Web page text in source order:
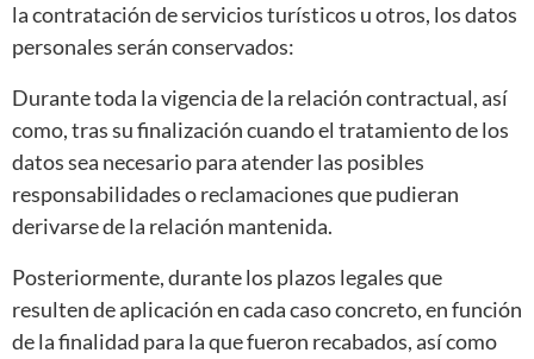
la contratación de servicios turísticos u otros, los datos
personales serán conservados:
Durante toda la vigencia de la relación contractual, así
como, tras su finalización cuando el tratamiento de los
datos sea necesario para atender las posibles
responsabilidades o reclamaciones que pudieran
derivarse de la relación mantenida.
Posteriormente, durante los plazos legales que
resulten de aplicación en cada caso concreto, en función
de la finalidad para la que fueron recabados, así como